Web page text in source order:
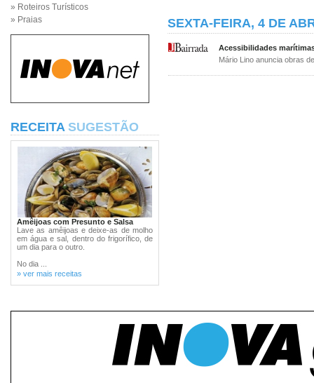
» Roteiros Turísticos
» Praias
RECEITA SUGESTÃO
Amêijoas com Presunto e Salsa
Lave as amêijoas e deixe-as de molho
em água e sal, dentro do frigorífico, de
um dia para o outro.
No dia ...
» ver mais receitas
SEXTA-FEIRA, 4 DE
Acessibilidades
Mário Lino anuncia obras